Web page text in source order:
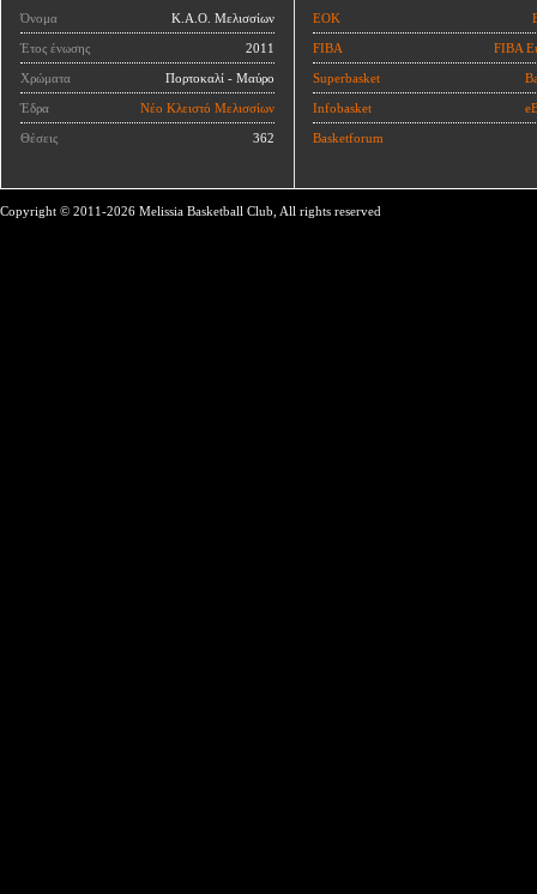
Όνομα Κ.Α.Ο. Μελισσίων
Έτος ένωσης 2011
Χρώματα Πορτοκαλί - Μαύρο
Έδρα Νέο Κλειστό Μελισσίων
Θέσεις 362
ΕΟΚ
FIBA FIBA
Superbasket
Infobasket
Basketforum
Copyright © 2011-2026 Melissia Basketball Club, All rights reserved